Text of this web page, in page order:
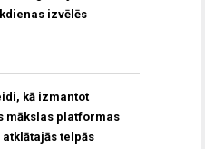
izvēlēs
kā izmantot
mākslas platformas
atklātajās telpās